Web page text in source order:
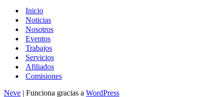
Inicio
Noticias
Nosotros
Eventos
Trabajos
Servicios
Afiliados
Comisiones
Neve | Funciona gracias a WordPress